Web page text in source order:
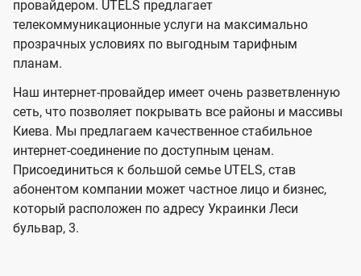
s
и
д
е
н
и
я
д
е
и
я
провайдером. UTELS предлагает
телекоммуникационные услуги на максимально
прозрачных условиях по выгодным тарифным
планам.
Наш интернет-провайдер имеет очень разветвленную
сеть, что позволяет покрывать все районы и массивы
Киева. Мы предлагаем качественное стабильное
интернет-соединение по доступным ценам.
Присоединиться к большой семье UTELS, став
абонентом компании может частное лицо и бизнес,
который расположен по адресу Украинки Леси
бульвар, 3.